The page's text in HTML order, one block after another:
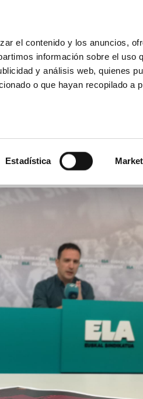
el contenido y los anuncios,
información sobre el uso
y análisis web, quienes
o que hayan recopilado a
Estadística
FUNDAZIOA
para